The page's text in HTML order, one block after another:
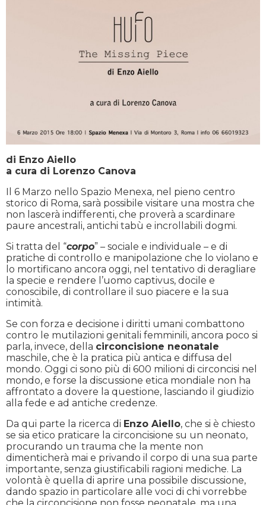
di Enzo Aiello
a cura di Lorenzo Canova
Il 6 Marzo nello Spazio Menexa, nel pieno centro
storico di Roma, sarà possibile visitare una mostra che
non lascerà indifferenti, che proverà a scardinare
paure ancestrali, antichi tabù e incrollabili dogmi.
Si tratta del “corpo” – sociale e individuale – e di
pratiche di controllo e manipolazione che lo violano e
lo mortificano ancora oggi, nel tentativo di deragliare
la specie e rendere l’uomo captivus, docile e
conoscibile, di controllare il suo piacere e la sua
intimità.
Se con forza e decisione i diritti umani combattono
contro le mutilazioni genitali femminili, ancora poco si
parla, invece, della circoncisione neonatale
maschile, che è la pratica più antica e diffusa del
mondo. Oggi ci sono più di 600 milioni di circoncisi nel
mondo, e forse la discussione etica mondiale non ha
affrontato a dovere la questione, lasciando il giudizio
alla fede e ad antiche credenze.
Da qui parte la ricerca di Enzo Aiello, che si è chiesto
se sia etico praticare la circoncisione su un neonato,
procurando un trauma che la mente non
dimenticherà mai e privando il corpo di una sua parte
importante, senza giustificabili ragioni mediche. La
volontà è quella di aprire una possibile discussione,
dando spazio in particolare alle voci di chi vorrebbe
che la circoncisione non fosse neonatale, ma una